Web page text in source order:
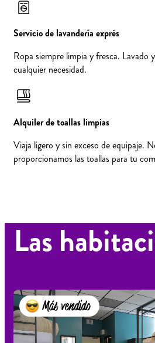
Servicio de lavandería exprés
Ropa siempre limpia y fresca. Lavado
cualquier necesidad.
Alquiler de toallas limpias
Viaja ligero y sin exceso de equipaje.
proporcionamos las toallas para tu
Las
Más vendido